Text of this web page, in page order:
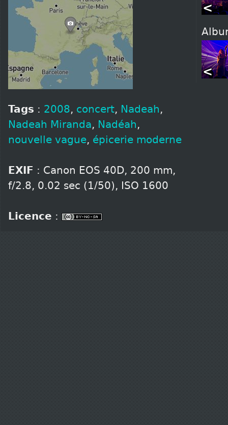
Tags : 2008, concert, Nadeah,
Nadeah Miranda, Nadéah,
nouvelle vague, épicerie moderne
EXIF : Canon EOS 40D, 200 mm,
f/2.8, 0.02 sec (1/50), ISO 1600
Licence :
<
<